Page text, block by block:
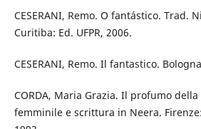
CESERANI, Remo. O fantástico. Trad.
Curitiba: Ed. UFPR, 2006.
CESERANI, Remo. Il fantastico.
CORDA, Maria Grazia. Il profumo
femminile e scrittura in Neera.